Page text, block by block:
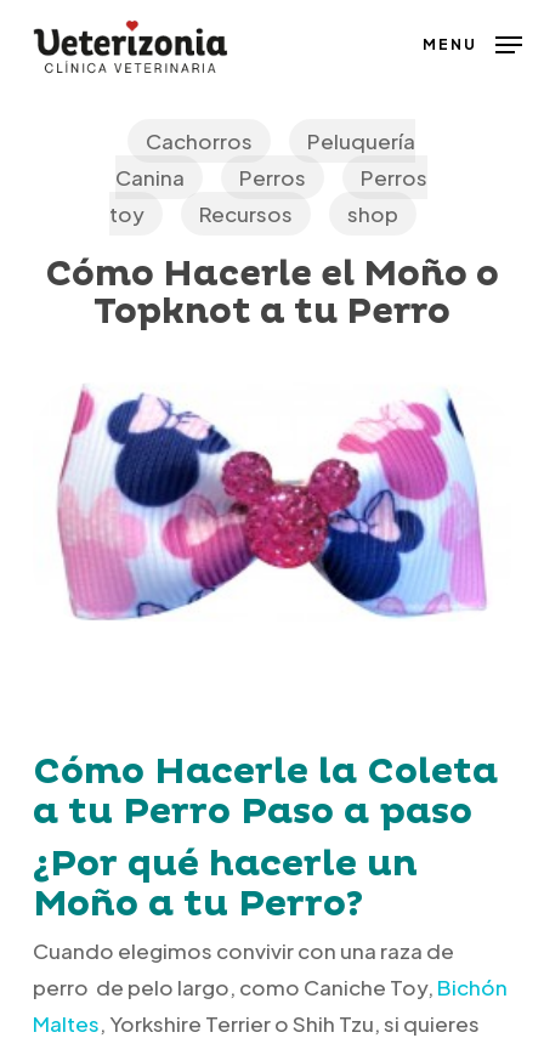
MENU
Cachorros
Peluquería
Canina
Perros
Perros
toy
Recursos shop
Cómo Hacerle el Moño o
Topknot a tu Perro
Cómo Hacerle la Coleta
a tu Perro Paso a paso
¿Por qué hacerle un
Moño a tu Perro?
Cuando elegimos convivir con una raza de
perro de pelo largo, como Caniche Toy, Bichón
Maltes, Yorkshire Terrier o Shih Tzu, si quieres